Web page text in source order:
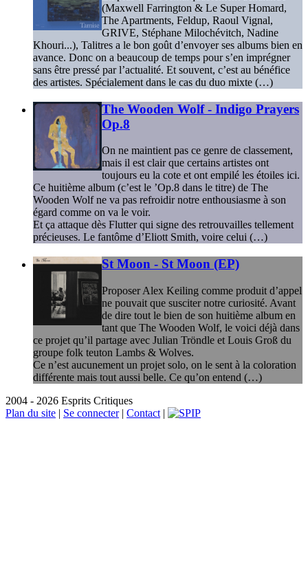
(Maxwell Farrington & Le Super Homard,
The Apartments, Feldup, Raoul Vignal,
GRIVE, Stéphane Milochévitch, Nadine
Khouri...), Talitres a le bon goût d’envoyer ses albums bien en
avance. Donc on a beaucoup de temps pour s’en imprégner
sans être pressé par l’actualité. Et souvent, c’est au bénéfice
des artistes. Spécialement dans le cas du duo mixte (…)
The Wooden Wolf - Indigo Prayers
Op.8
On ne maintient pas ce genre de classement,
mais il est clair que certains artistes ont
toujours eu la cote et ont empilé les étoiles ici.
Ce huitième album (c’est le ’Op.8 dans le titre) de The
Wooden Wolf ne va pas refroidir notre enthousiasme à son
égard comme on va le voir.
Et ça attaque dès Flutter qui signe des retrouvailles tellement
précieuses. Le fantôme d’Eliott Smith, voire celui (…)
St Moon - St Moon (EP)
Proposer Alex Keiling comme produit d’appel
ne pouvait que susciter notre curiosité. Avant
de dire tout le bien de son huitième album en
tant que The Wooden Wolf, le voici déjà dans
ce projet qu’il partage avec Julian Tröndle et Louis Groß du
groupe folk teuton Lambs & Wolves.
Ce n’est aucunement un projet solo, on le sent à la coloration
différente mais tout aussi belle. Ce qu’on entend (…)
2004 - 2026 Esprits Critiques
Plan du site | Se connecter| Contact |